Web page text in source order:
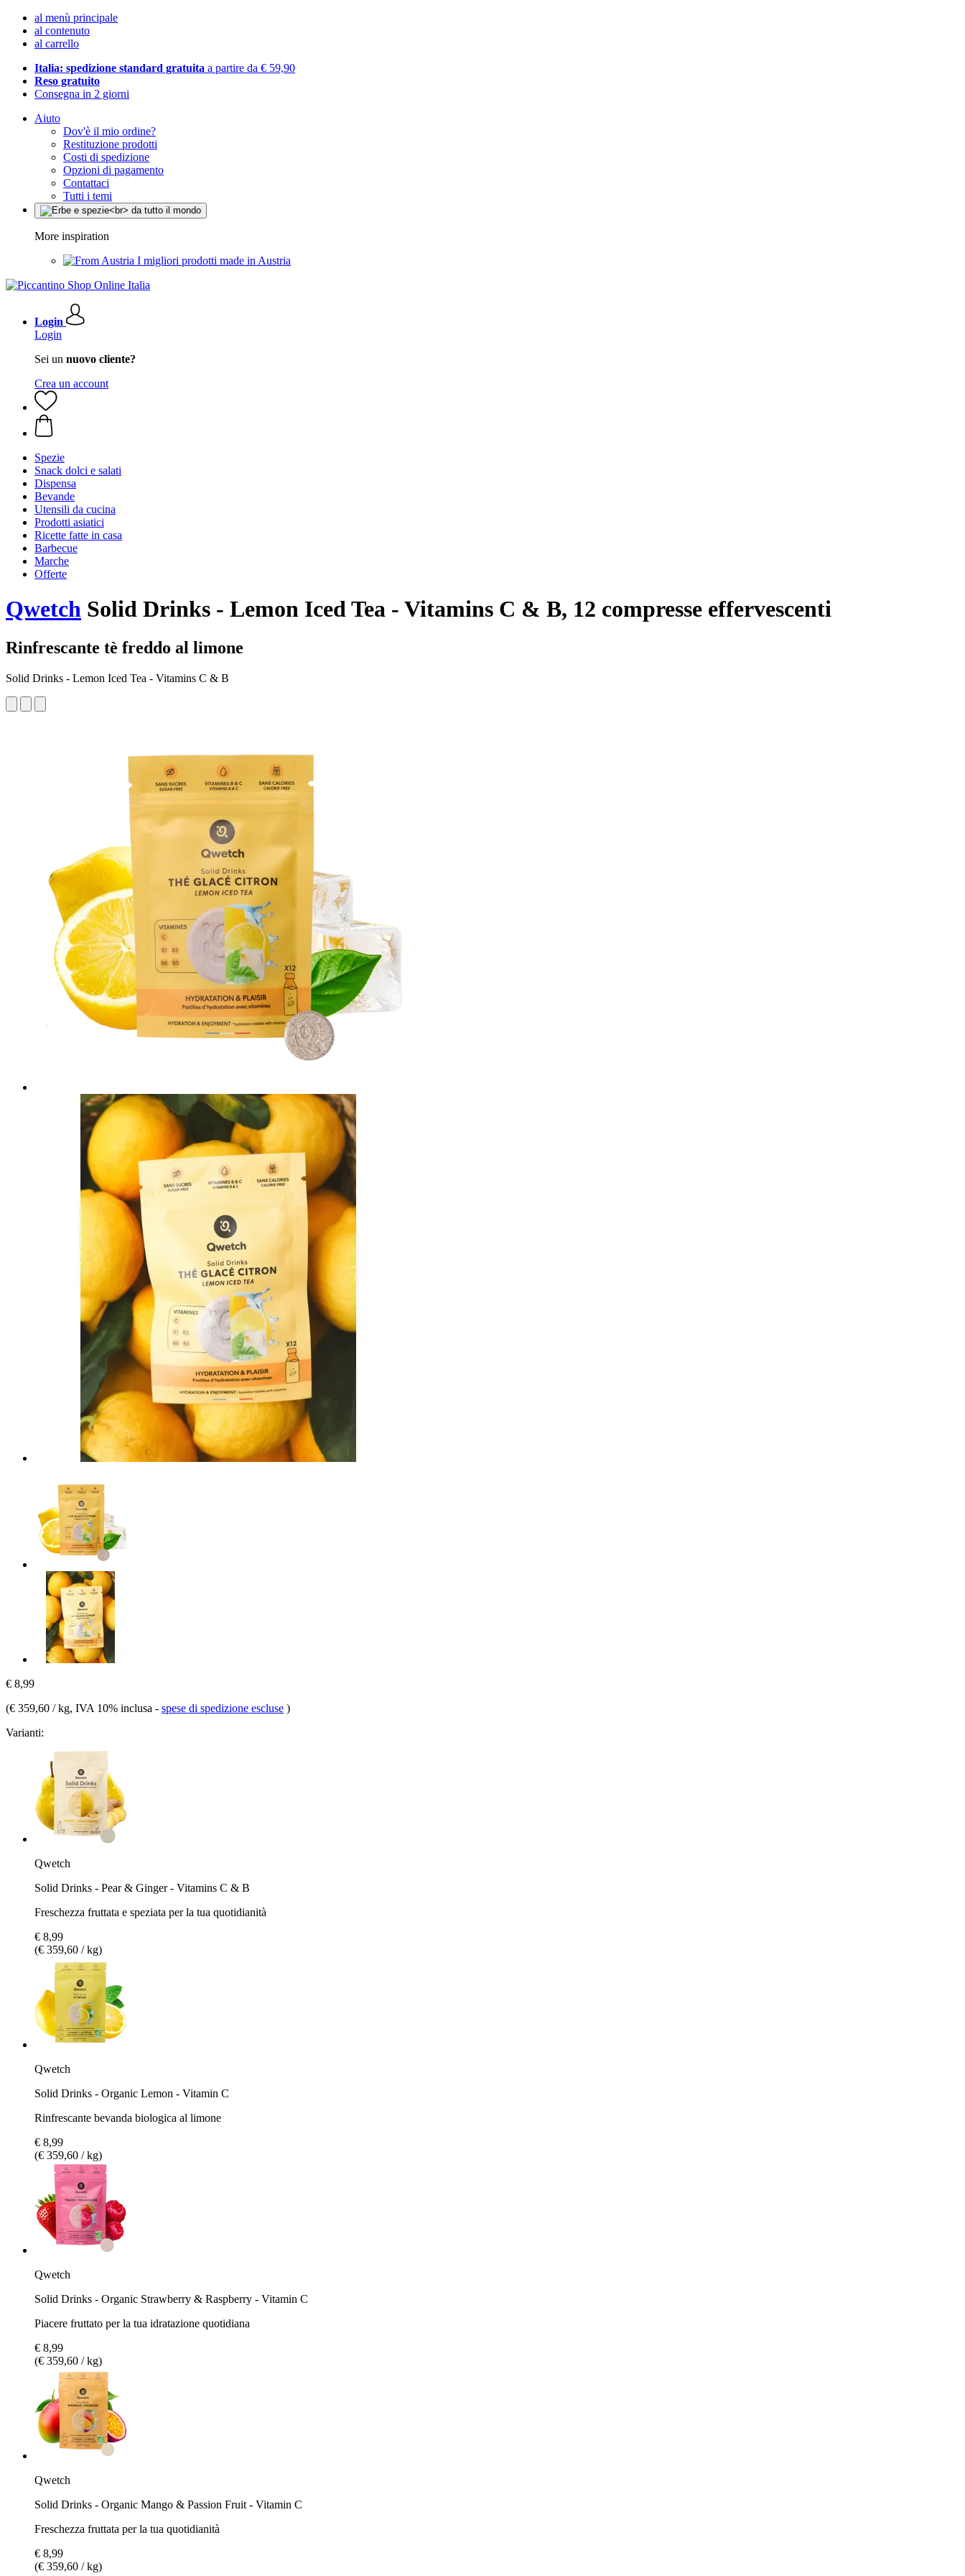
al menù principale
al contenuto
al carrello
Italia: spedizione standard gratuita a partire da € 59,90
Reso gratuito
Consegna in 2 giorni
Aiuto
Dov'è il mio ordine?
Restituzione prodotti
Costi di spedizione
Opzioni di pagamento
Contattaci
Tutti i temi
More inspiration
I migliori prodotti made in Austria
Login
Login
Sei un nuovo cliente?
Crea un account
Spezie
Snack dolci e salati
Dispensa
Bevande
Utensili da cucina
Prodotti asiatici
Ricette fatte in casa
Barbecue
Marche
Offerte
Qwetch Solid Drinks - Lemon Iced Tea - Vitamins C & B, 12 compresse effervescenti
Rinfrescante tè freddo al limone
Solid Drinks - Lemon Iced Tea - Vitamins C & B
€ 8,99
(€ 359,60 / kg, IVA 10% inclusa - spese di spedizione escluse )
Varianti:
Qwetch
Solid Drinks - Pear & Ginger - Vitamins C & B
Freschezza fruttata e speziata per la tua quotidianità
€ 8,99
(€ 359,60 / kg)
Qwetch
Solid Drinks - Organic Lemon - Vitamin C
Rinfrescante bevanda biologica al limone
€ 8,99
(€ 359,60 / kg)
Qwetch
Solid Drinks - Organic Strawberry & Raspberry - Vitamin C
Piacere fruttato per la tua idratazione quotidiana
€ 8,99
(€ 359,60 / kg)
Qwetch
Solid Drinks - Organic Mango & Passion Fruit - Vitamin C
Freschezza fruttata per la tua quotidianità
€ 8,99
(€ 359,60 / kg)